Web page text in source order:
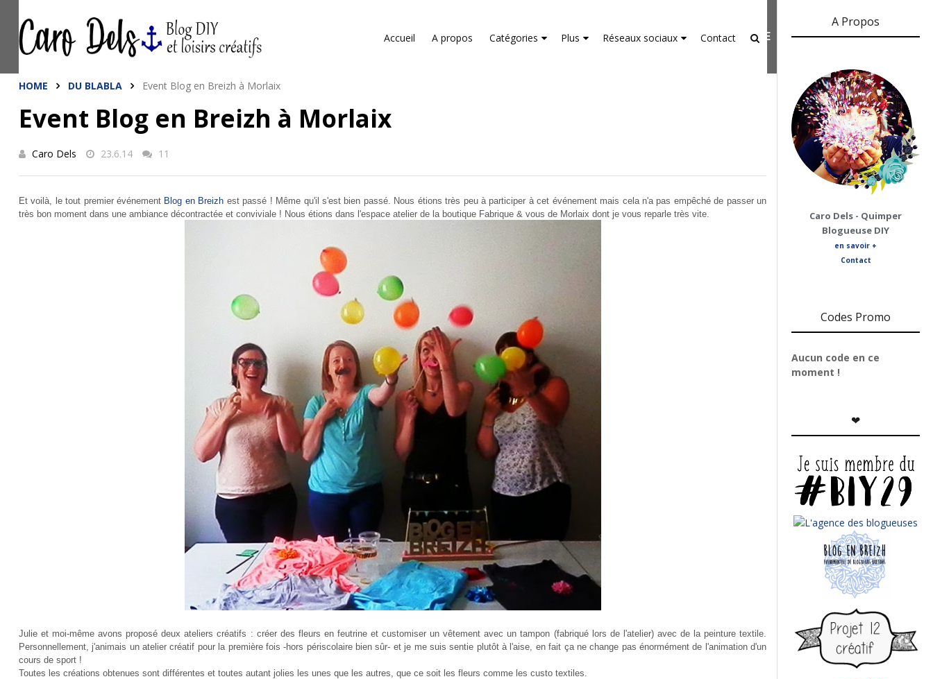
Accueil A propos Catégories Plus Réseaux sociaux Contact
HOME DU BLABLA Event Blog en Breizh à Morlaix
Event Blog en Breizh à Morlaix
Caro Dels 23.6.14 11
Et voilà, le tout premier événement Blog en Breizh est passé ! Même qu'il s'est bien passé. Nous étions très peu à participer à cet événement mais cela n'a pas empêché de passer un
très bon moment dans une ambiance décontractée et conviviale ! Nous étions dans l'espace atelier de la boutique Fabrique & vous de Morlaix dont je vous reparle très vite.
Julie et moi-même avons proposé deux ateliers créatifs : créer des fleurs en feutrine et customiser un vêtement avec un tampon (fabriqué lors de l'atelier) avec de la peinture textile.
Personnellement, j'animais un atelier créatif pour la première fois -hors périscolaire bien sûr- et je me suis sentie plutôt à l'aise, en fait ça ne change pas énormément de l'animation d'un
cours de sport !
Toutes les créations obtenues sont différentes et toutes autant jolies les unes que les autres, que ce soit les fleurs comme les custo textiles.
A Propos
Caro Dels - Quimper
Blogueuse DIY
en savoir +
Contact
Codes Promo
Aucun code en ce
moment !
❤
This site uses cookies from Google to deliver its services and to analyze traffic. Your IP address and user-agent
are shared with Google along with performance and security metrics to ensure quality of service, generate usage
statistics, and to detect and address abuse.
LEARN MORE GOT IT